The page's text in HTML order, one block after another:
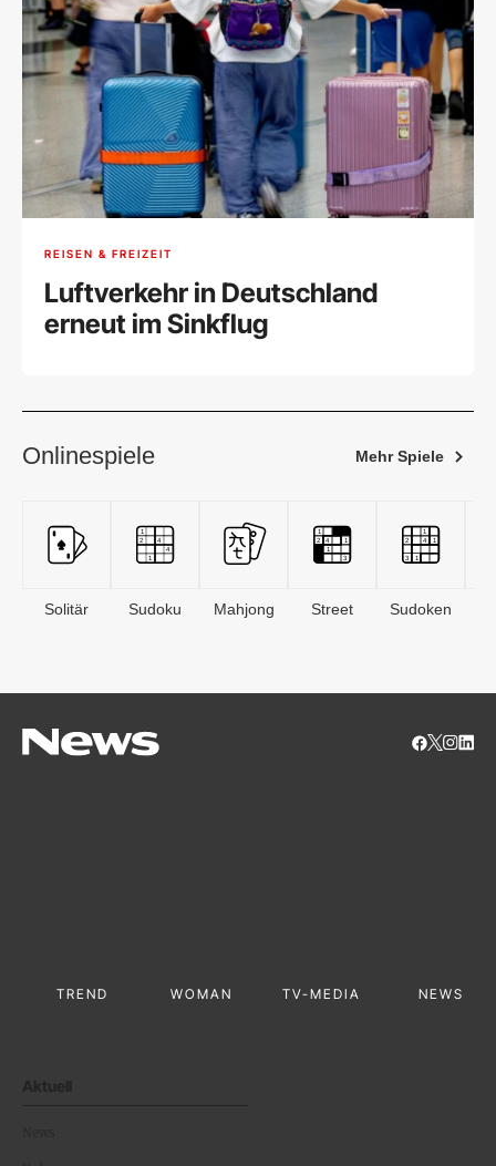
REISEN & FREIZEIT
Luftverkehr in Deutschland
erneut im Sinkflug
Onlinespiele Mehr Spiele
Solitär Sudoku Mahjong Street Sudoken
TREND WOMAN TV-MEDIA NEWS